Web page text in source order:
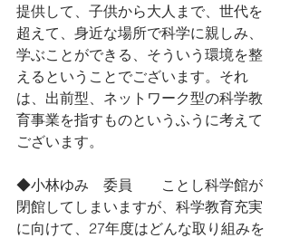
提供して、子供から大人まで、世代を
超えて、身近な場所で科学に親しみ、
学ぶことができる、そういう環境を整
えるということでございます。それ
は、出前型、ネットワーク型の科学教
育事業を指すものというふうに考えて
ございます。
◆小林ゆみ　委員　　ことし科学館が
閉館してしまいますが、科学教育充実
に向けて、27年度はどんな取り組みを